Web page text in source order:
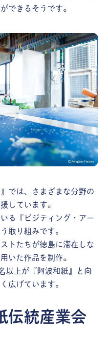
できるそうです。
では、さまざまな分野の
しています。
る『ビジティング・アー
取り組みです。
トたちが徳島に滞在しな
いた作品を制作。
以上が『阿波和紙』と向
広げています。
伝統産業会